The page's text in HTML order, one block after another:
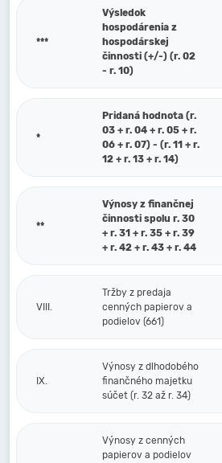
***
Výsledok
hospodárenia z
hospodárskej
činnosti (+/-) (r. 02
- r. 10)
*
Pridaná hodnota (r.
03 + r. 04 + r. 05 + r.
06 + r. 07) - (r. 11 + r.
12 + r. 13 + r. 14)
**
Výnosy z finančnej
činnosti spolu r. 30
+ r. 31 + r. 35 + r. 39
+ r. 42 + r. 43 + r. 44
VIII.
Tržby z predaja
cenných papierov a
podielov (661)
IX.
Výnosy z dlhodobého
finančného majetku
súčet (r. 32 až r. 34)
Výnosy z cenných
papierov a podielov